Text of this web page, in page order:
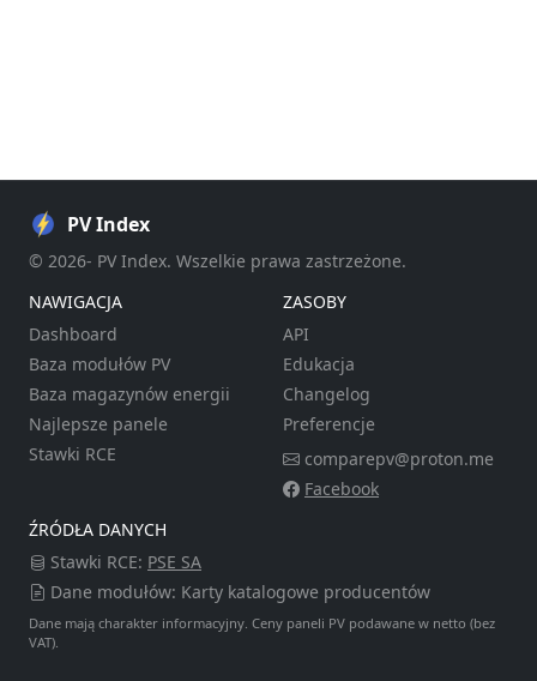
PV Index
© 2026- PV Index. Wszelkie prawa zastrzeżone.
NAWIGACJA
Dashboard
Baza modułów PV
Baza magazynów energii
Najlepsze panele
Stawki RCE
ZASOBY
API
Edukacja
Changelog
Preferencje
comparepv@proton.me
Facebook
ŹRÓDŁA DANYCH
Stawki RCE: PSE SA
Dane modułów: Karty katalogowe producentów
Dane mają charakter informacyjny. Ceny paneli PV podawane w netto (bez
VAT).